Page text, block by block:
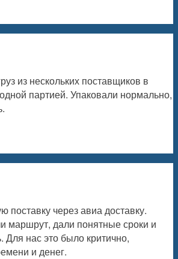
из нескольких поставщиков в
партией. Упаковали нормально,
поставку через авиа доставку.
маршрут, дали понятные сроки и
Для нас это было критично,
и денег.